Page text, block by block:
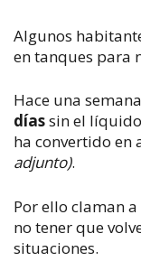
Algunos
en tanques para
Hace una
díassin el
ha convertido en
adjunto).
Por ello claman
no tener que
situaciones.